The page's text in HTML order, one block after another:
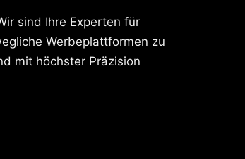
sind Ihre Experten für
Werbeplattformen zu
mit höchster Präzision